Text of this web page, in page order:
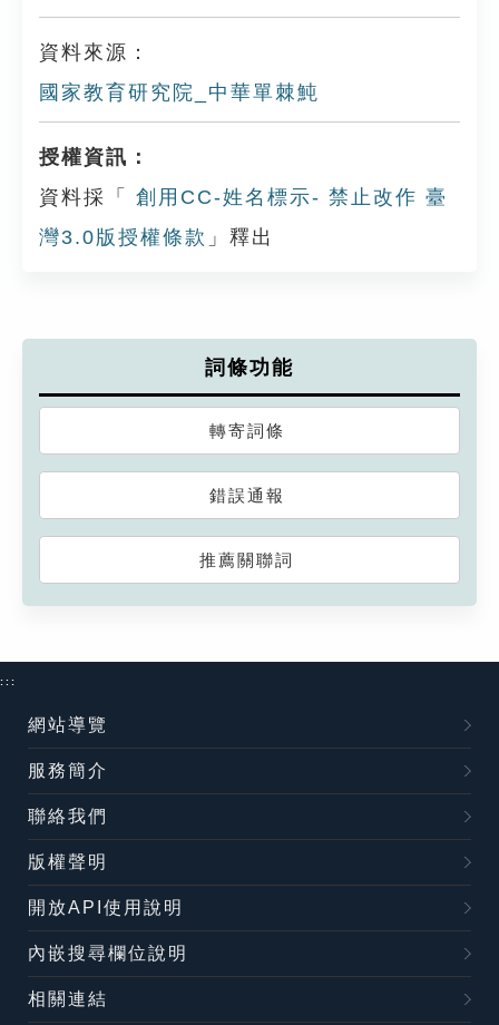
資料來源：
國家教育研究院_中華單棘魨
授權資訊：
資料採「
創用CC-姓名標示- 禁止改作 臺
灣3.0版授權條款 」釋出
詞條功能
轉寄詞條
錯誤通報
推薦關聯詞
:::
網站導覽
服務簡介
聯絡我們
版權聲明
開放API使用說明
內嵌搜尋欄位說明
相關連結